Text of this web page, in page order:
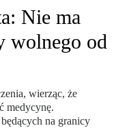
Nie ma
wolnego od
wierząc, że
medycynę.
na granicy